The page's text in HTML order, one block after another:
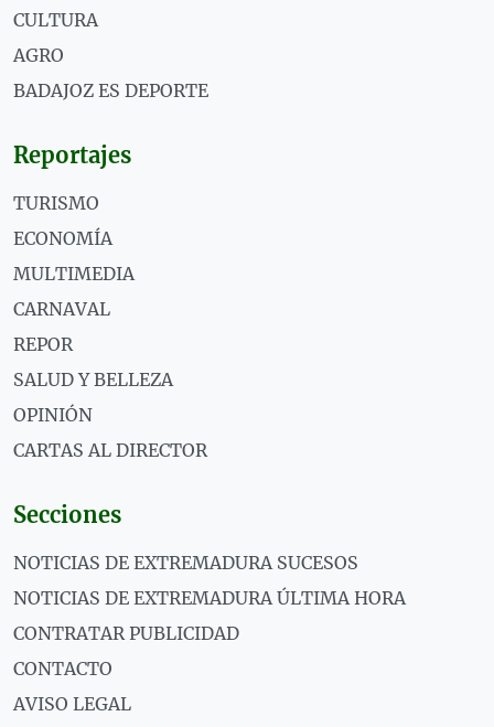
CULTURA
AGRO
BADAJOZ ES DEPORTE
Reportajes
TURISMO
ECONOMÍA
MULTIMEDIA
CARNAVAL
REPOR
SALUD Y BELLEZA
OPINIÓN
CARTAS AL DIRECTOR
Secciones
NOTICIAS DE EXTREMADURA SUCESOS
NOTICIAS DE EXTREMADURA ÚLTIMA HORA
CONTRATAR PUBLICIDAD
CONTACTO
AVISO LEGAL